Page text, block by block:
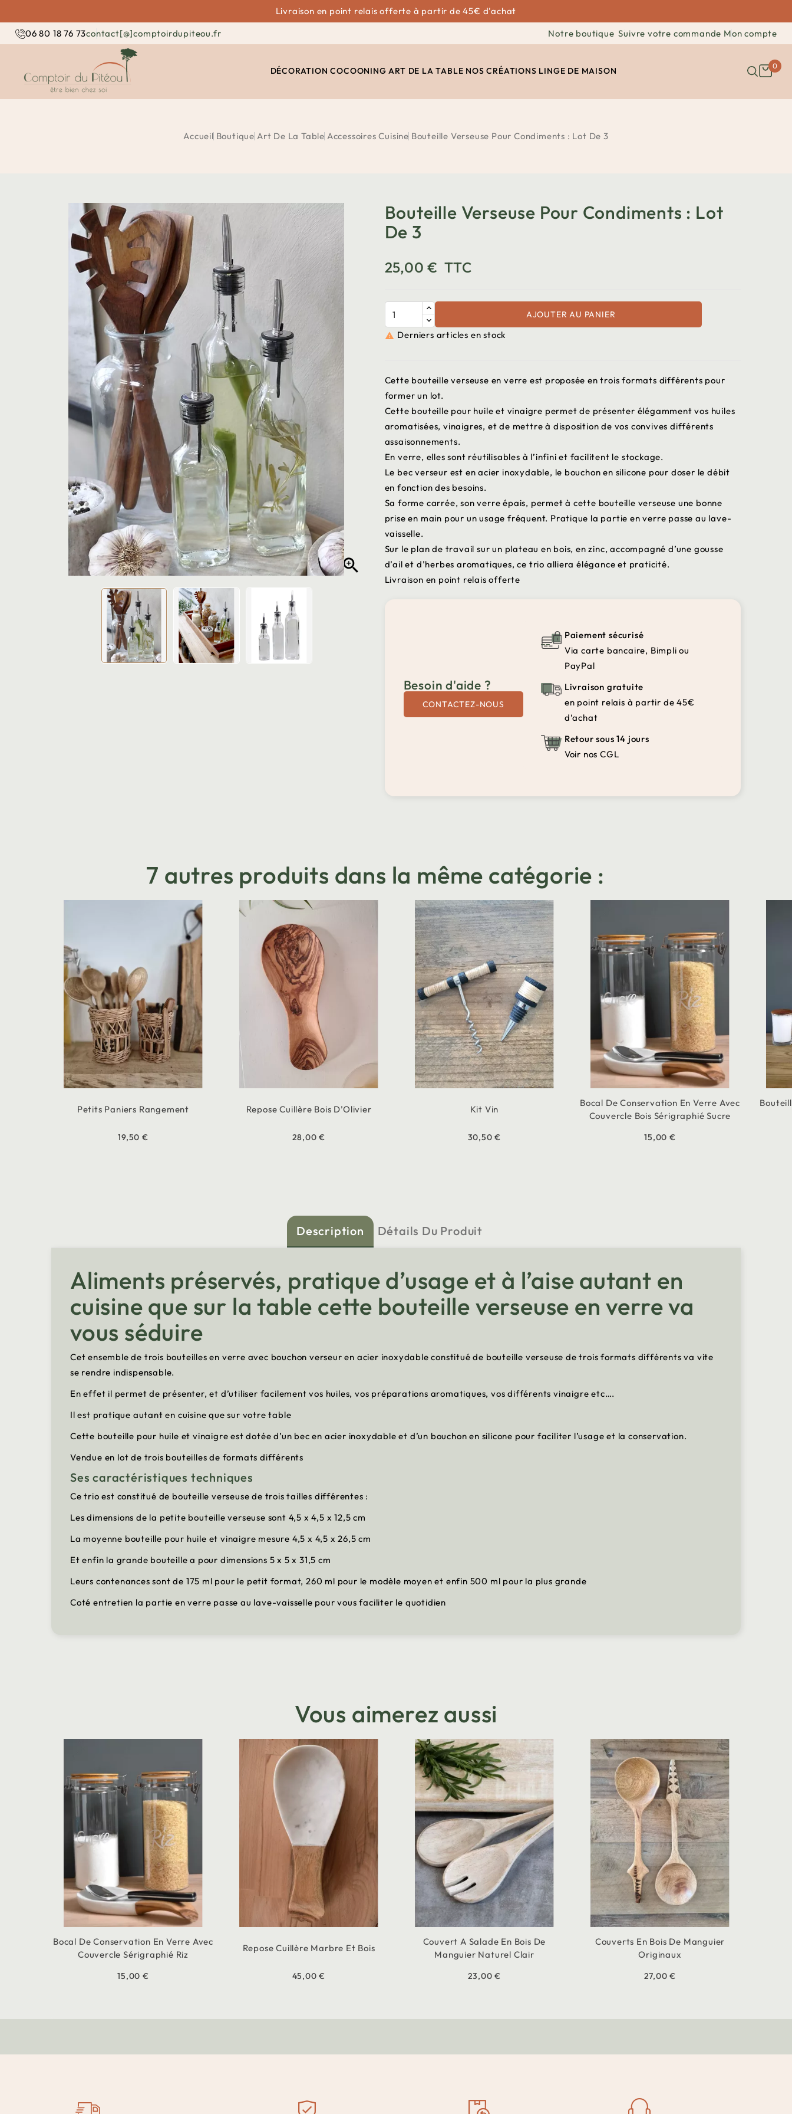
Livraison en point relais offerte à partir de 45€ d'achat
06 80 18 76 73contact[@]comptoirdupiteou.fr Notre boutique Suivre votre commande Mon compte
DÉCORATION COCOONING ART DE LA TABLE NOS CRÉATIONS LINGE DE MAISON 0
Accueil Boutique Art De La Table Accessoires Cuisine Bouteille Verseuse Pour Condiments : Lot De 3

Bouteille Verseuse Pour Condiments : Lot
De 3
25,00 € TTC
AJOUTER AU PANIER
 Derniers articles en stock
Cette bouteille verseuse en verre est proposée en trois formats différents pour
former un lot.
Cette bouteille pour huile et vinaigre permet de présenter élégamment vos huiles
aromatisées, vinaigres, et de mettre à disposition de vos convives différents
assaisonnements.
En verre, elles sont réutilisables à l’infini et facilitent le stockage.
Le bec verseur est en acier inoxydable, le bouchon en silicone pour doser le débit
en fonction des besoins.
Sa forme carrée, son verre épais, permet à cette bouteille verseuse une bonne
prise en main pour un usage fréquent. Pratique la partie en verre passe au lave-
vaisselle.
Sur le plan de travail sur un plateau en bois, en zinc, accompagné d’une gousse
d’ail et d’herbes aromatiques, ce trio alliera élégance et praticité.
Livraison en point relais offerte
Besoin d'aide ?
CONTACTEZ-NOUS
Paiement sécurisé
Via carte bancaire, Bimpli ou
PayPal
Livraison gratuite
en point relais à partir de 45€
d’achat
Retour sous 14 jours
Voir nos CGL
7 autres produits dans la même catégorie :
Petits Paniers Rangement
19,50 €
Repose Cuillère Bois D’Olivier
28,00 €
Kit Vin
30,50 €
Bocal De Conservation En Verre Avec
Couvercle Bois Sérigraphié Sucre
15,00 €
Description Détails Du Produit
Aliments préservés, pratique d’usage et à l’aise autant en
cuisine que sur la table cette bouteille verseuse en verre va
vous séduire
Cet ensemble de trois bouteilles en verre avec bouchon verseur en acier inoxydable constitué de bouteille verseuse de trois formats différents va vite
se rendre indispensable.
En effet il permet de présenter, et d’utiliser facilement vos huiles, vos préparations aromatiques, vos différents vinaigre etc….
Il est pratique autant en cuisine que sur votre table
Cette bouteille pour huile et vinaigre est dotée d’un bec en acier inoxydable et d’un bouchon en silicone pour faciliter l’usage et la conservation.
Vendue en lot de trois bouteilles de formats différents
Ses caractéristiques techniques
Ce trio est constitué de bouteille verseuse de trois tailles différentes :
Les dimensions de la petite bouteille verseuse sont 4,5 x 4,5 x 12,5 cm
La moyenne bouteille pour huile et vinaigre mesure 4,5 x 4,5 x 26,5 cm
Et enfin la grande bouteille a pour dimensions 5 x 5 x 31,5 cm
Leurs contenances sont de 175 ml pour le petit format, 260 ml pour le modèle moyen et enfin 500 ml pour la plus grande
Coté entretien la partie en verre passe au lave-vaisselle pour vous faciliter le quotidien
Vous aimerez aussi
Bocal De Conservation En Verre Avec
Couvercle Sérigraphié Riz
15,00 €
Repose Cuillère Marbre Et Bois
45,00 €
Couvert A Salade En Bois De
Manguier Naturel Clair
23,00 €
Couverts En Bois De Manguier
Originaux
27,00 €